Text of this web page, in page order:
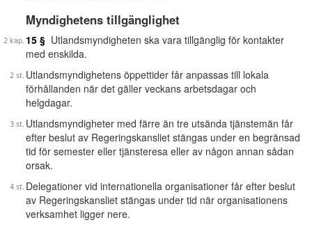
Myndighetens tillgänglighet
15 § Utlandsmyndigheten ska vara tillgänglig för kontakter
med enskilda.
Utlandsmyndighetens öppettider får anpassas till lokala
förhållanden när det gäller veckans arbetsdagar och
helgdagar.
Utlandsmyndigheter med färre än tre utsända tjänstemän får
efter beslut av Regeringskansliet stängas under en begränsad
tid för semester eller tjänsteresa eller av någon annan sådan
orsak.
Delegationer vid internationella organisationer får efter beslut
av Regeringskansliet stängas under tid när organisationens
verksamhet ligger nere.